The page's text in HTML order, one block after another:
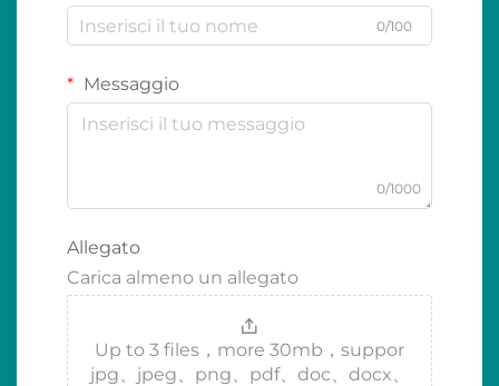
0/100
Messaggio
0/1000
Allegato
Carica almeno un allegato
Up to 3 files，more 30mb，suppor
jpg、jpeg、png、pdf、doc、docx、